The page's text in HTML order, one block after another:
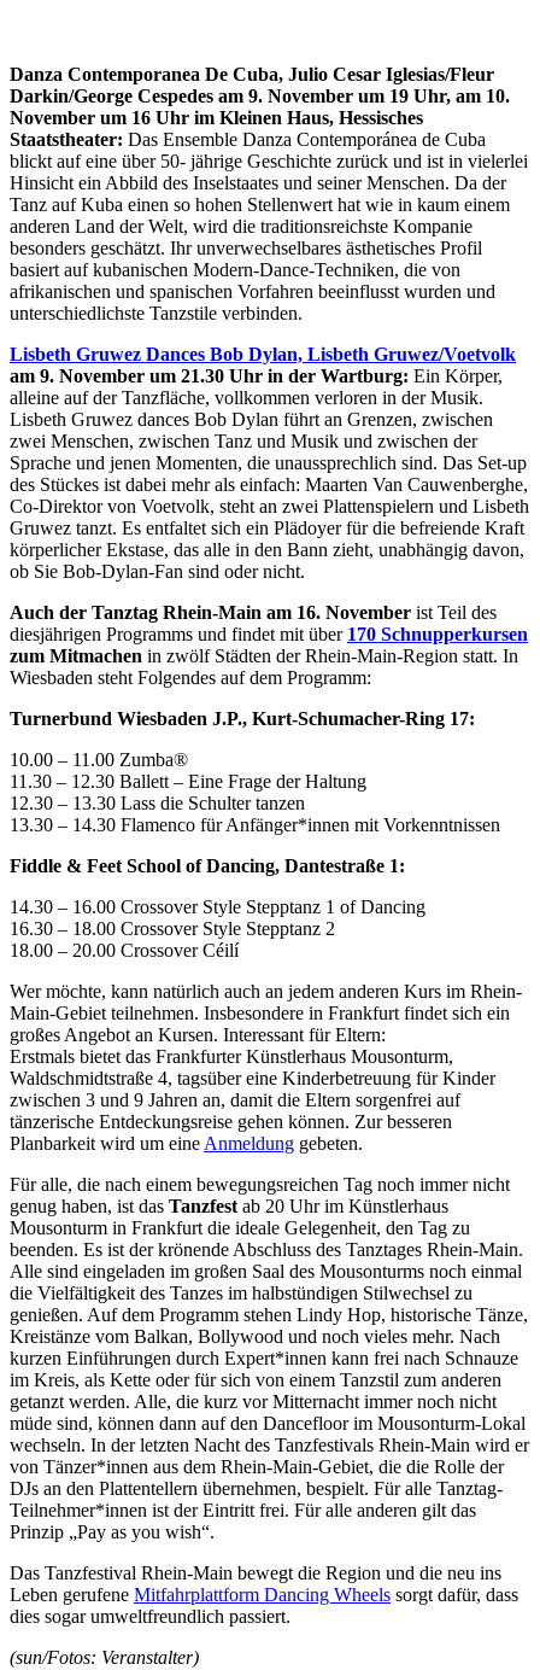
Danza Contemporanea De Cuba, Julio Cesar Iglesias/Fleur
Darkin/George Cespedes am 9. November um 19 Uhr, am 10.
November um 16 Uhr im Kleinen Haus, Hessisches
Staatstheater: Das Ensemble Danza Contemporánea de Cuba
blickt auf eine über 50- jährige Geschichte zurück und ist in vielerlei
Hinsicht ein Abbild des Inselstaates und seiner Menschen. Da der
Tanz auf Kuba einen so hohen Stellenwert hat wie in kaum einem
anderen Land der Welt, wird die traditionsreichste Kompanie
besonders geschätzt. Ihr unverwechselbares ästhetisches Profil
basiert auf kubanischen Modern-Dance-Techniken, die von
afrikanischen und spanischen Vorfahren beeinflusst wurden und
unterschiedlichste Tanzstile verbinden.
Lisbeth Gruwez Dances Bob Dylan, Lisbeth Gruwez/Voetvolk
am 9. November um 21.30 Uhr in der Wartburg: Ein Körper,
alleine auf der Tanzfläche, vollkommen verloren in der Musik.
Lisbeth Gruwez dances Bob Dylan führt an Grenzen, zwischen
zwei Menschen, zwischen Tanz und Musik und zwischen der
Sprache und jenen Momenten, die unaussprechlich sind. Das Set-up
des Stückes ist dabei mehr als einfach: Maarten Van Cauwenberghe,
Co-Direktor von Voetvolk, steht an zwei Plattenspielern und Lisbeth
Gruwez tanzt. Es entfaltet sich ein Plädoyer für die befreiende Kraft
körperlicher Ekstase, das alle in den Bann zieht, unabhängig davon,
ob Sie Bob-Dylan-Fan sind oder nicht.
Auch der Tanztag Rhein-Main am 16. November ist Teil des
diesjährigen Programms und findet mit über 170 Schnupperkursen
zum Mitmachen in zwölf Städten der Rhein-Main-Region statt. In
Wiesbaden steht Folgendes auf dem Programm:
Turnerbund Wiesbaden J.P., Kurt-Schumacher-Ring 17:
10.00 – 11.00 Zumba®
11.30 – 12.30 Ballett – Eine Frage der Haltung
12.30 – 13.30 Lass die Schulter tanzen
13.30 – 14.30 Flamenco für Anfänger*innen mit Vorkenntnissen
Fiddle & Feet School of Dancing, Dantestraße 1:
14.30 – 16.00 Crossover Style Stepptanz 1 of Dancing
16.30 – 18.00 Crossover Style Stepptanz 2
18.00 – 20.00 Crossover Céilí
Wer möchte, kann natürlich auch an jedem anderen Kurs im Rhein-
Main-Gebiet teilnehmen. Insbesondere in Frankfurt findet sich ein
großes Angebot an Kursen. Interessant für Eltern:
Erstmals bietet das Frankfurter Künstlerhaus Mousonturm,
Waldschmidtstraße 4, tagsüber eine Kinderbetreuung für Kinder
zwischen 3 und 9 Jahren an, damit die Eltern sorgenfrei auf
tänzerische Entdeckungsreise gehen können. Zur besseren
Planbarkeit wird um eine Anmeldung gebeten.
Für alle, die nach einem bewegungsreichen Tag noch immer nicht
genug haben, ist das Tanzfest ab 20 Uhr im Künstlerhaus
Mousonturm in Frankfurt die ideale Gelegenheit, den Tag zu
beenden. Es ist der krönende Abschluss des Tanztages Rhein-Main.
Alle sind eingeladen im großen Saal des Mousonturms noch einmal
die Vielfältigkeit des Tanzes im halbstündigen Stilwechsel zu
genießen. Auf dem Programm stehen Lindy Hop, historische Tänze,
Kreistänze vom Balkan, Bollywood und noch vieles mehr. Nach
kurzen Einführungen durch Expert*innen kann frei nach Schnauze
im Kreis, als Kette oder für sich von einem Tanzstil zum anderen
getanzt werden. Alle, die kurz vor Mitternacht immer noch nicht
müde sind, können dann auf den Dancefloor im Mousonturm-Lokal
wechseln. In der letzten Nacht des Tanzfestivals Rhein-Main wird er
von Tänzer*innen aus dem Rhein-Main-Gebiet, die die Rolle der
DJs an den Plattentellern übernehmen, bespielt. Für alle Tanztag-
Teilnehmer*innen ist der Eintritt frei. Für alle anderen gilt das
Prinzip „Pay as you wish“.
Das Tanzfestival Rhein-Main bewegt die Region und die neu ins
Leben gerufene Mitfahrplattform Dancing Wheels sorgt dafür, dass
dies sogar umweltfreundlich passiert.
(sun/Fotos: Veranstalter)